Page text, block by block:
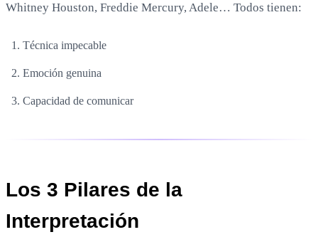
Whitney Houston, Freddie Mercury, Adele… Todos tienen:
Técnica impecable
Emoción genuina
Capacidad de comunicar
Los 3 Pilares de la
Interpretación